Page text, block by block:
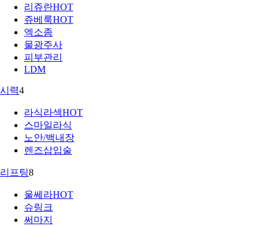
리쥬란HOT
쥬베룩HOT
엑소좀
물광주사
피부관리
LDM
시력4
라식라섹HOT
스마일라식
노안/백내장
렌즈삽입술
리프팅8
울쎄라HOT
슈링크
써마지